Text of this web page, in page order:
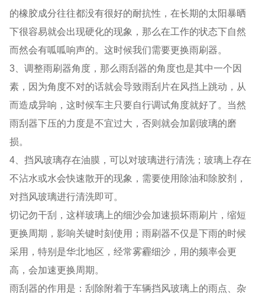
的橡胶成分往往都没有很好的耐抗性，在长期的太阳暴晒
下很容易就会出现硬化的现象，那么在工作的状态下自然
而然会有呱呱响声的。这时候我们需要更换雨刷器。
3、调整雨刷器角度，那么雨刮器的角度也是其中一个因
素，因为角度不对的话就会导致雨刮片在风挡上跳动，从
而造成异响，这时候车主只要自行调试角度就好了。当然
雨刮器下压的力度是不宜过大，否则就会加剧玻璃的磨
损。
4、挡风玻璃存在油膜，可以对玻璃进行清洗；玻璃上存在
不沾水或水会快速散开的现象，需要使用除油和除胶剂，
对挡风玻璃进行清洗即可。
切记勿干刮，这样玻璃上的细沙会加速损坏雨刷片，缩短
更换周期，影响关键时刻使用；雨刷器不仅是下雨的时候
采用，特别是华北地区，经常雾霾细沙，用的频率会更
高，会加速更换周期。
雨刮器的作用是：刮除附着于车辆挡风玻璃上的雨点、杂